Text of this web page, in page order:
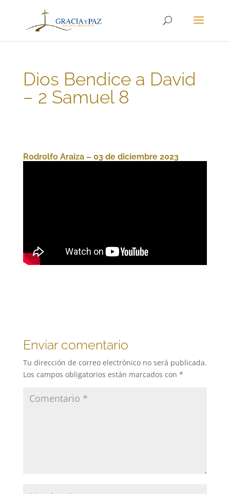
Dios Bendice a David
– 2 Samuel 8
Rodrolfo Araiza – 03 de diciembre 2023
Enviar comentario
Tu dirección de correo electrónico no será publicada.
Los campos obligatorios están marcados con *